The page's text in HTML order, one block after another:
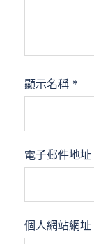
顯示名稱 *
電子郵件地址
個人網站網址